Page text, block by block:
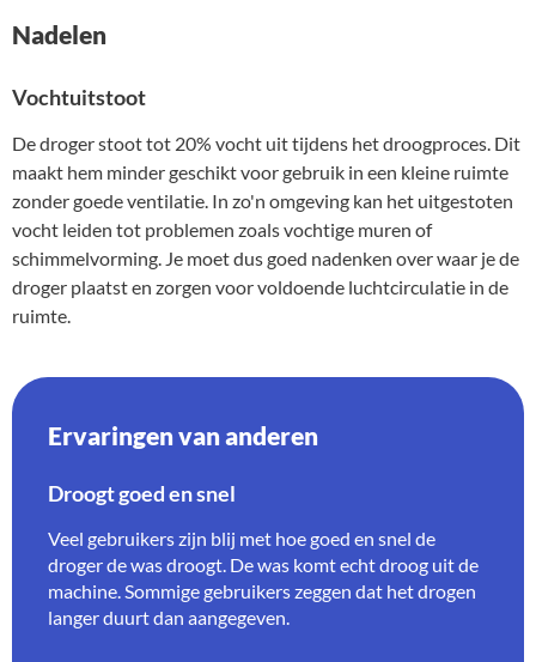
Nadelen
Vochtuitstoot
De droger stoot tot 20% vocht uit tijdens het droogproces. Dit
maakt hem minder geschikt voor gebruik in een kleine ruimte
zonder goede ventilatie. In zo'n omgeving kan het uitgestoten
vocht leiden tot problemen zoals vochtige muren of
schimmelvorming. Je moet dus goed nadenken over waar je de
droger plaatst en zorgen voor voldoende luchtcirculatie in de
ruimte.
Ervaringen van anderen
Droogt goed en snel
Veel gebruikers zijn blij met hoe goed en snel de
droger de was droogt. De was komt echt droog uit de
machine. Sommige gebruikers zeggen dat het drogen
langer duurt dan aangegeven.